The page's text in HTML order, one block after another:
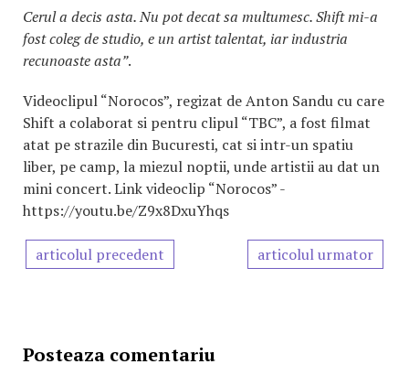
Cerul a decis asta. Nu pot decat sa multumesc. Shift mi-a
fost coleg de studio, e un artist talentat, iar industria
recunoaste asta”.
Videoclipul “Norocos”, regizat de Anton Sandu cu care
Shift a colaborat si pentru clipul “TBC”, a fost filmat
atat pe strazile din Bucuresti, cat si intr-un spatiu
liber, pe camp, la miezul noptii, unde artistii au dat un
mini concert. Link videoclip “Norocos” -
https://youtu.be/Z9x8DxuYhqs
articolul precedent articolul urmator
Posteaza comentariu